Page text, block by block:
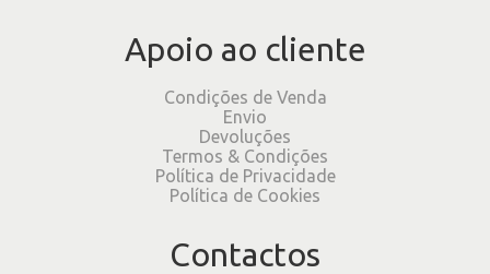
Apoio ao cliente
Condições de Venda
Envio
Devoluções
Termos & Condições
Política de Privacidade
Política de Cookies
Contactos